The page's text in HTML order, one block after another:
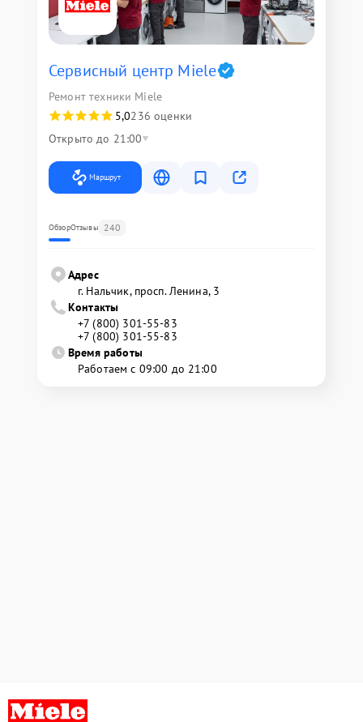
Сервисный центр Miele
Ремонт техники Miele
5,0236 оценки
Открыто до 21:00
Маршрут
ОбзорОтзывы 240
Адрес
г. Нальчик, просп. Ленина, 3
Контакты
+7 (800) 301-55-83
+7 (800) 301-55-83
Время работы
Работаем с 09:00 до 21:00